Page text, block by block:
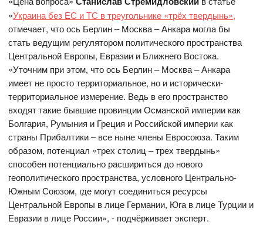
«Украина без ЕС и ТС в треугольнике «трёх твердынь»,
отмечает, что ось Берлин – Москва – Анкара могла бы
стать ведущим регулятором политического пространства
Центральной Европы, Евразии и Ближнего Востока.
«Уточним при этом, что ось Берлин – Москва – Анкара
имеет не просто территориальное, но и исторически-
территориальное измерение. Ведь в его пространство
входят такие бывшие провинции Османской империи как
Болгария, Румыния и Греция и Российской империи как
страны Прибалтики – все ныне члены Евросоюза. Таким
образом, потенциал «трех столиц – трех твердынь»
способен потенциально расшириться до нового
геополитического пространства, условного Центрально-
Южным Союзом, где могут соединиться ресурсы
Центральной Европы в лице Германии, Юга в лице Турции и
Евразии в лице России», - подчёркивает эксперт.